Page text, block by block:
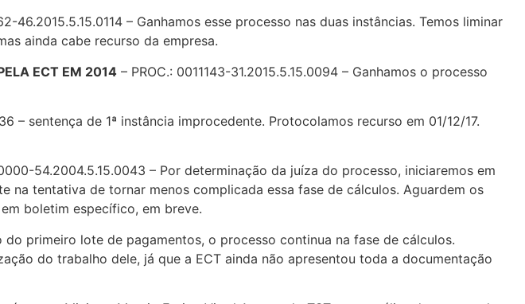
46.2015.5.15.0114 – Ganhamos esse processo nas duas instâncias. Temos liminar
ainda cabe recurso da empresa.
ECT EM 2014 – PROC.: 0011143-31.2015.5.15.0094 – Ganhamos o processo
– sentença de 1ª instância improcedente. Protocolamos recurso em 01/12/17.
54.2004.5.15.0043 – Por determinação da juíza do processo, iniciaremos em
na tentativa de tornar menos complicada essa fase de cálculos. Aguardem os
boletim específico, em breve.
do primeiro lote de pagamentos, o processo continua na fase de cálculos.
do trabalho dele, já que a ECT ainda não apresentou toda a documentação